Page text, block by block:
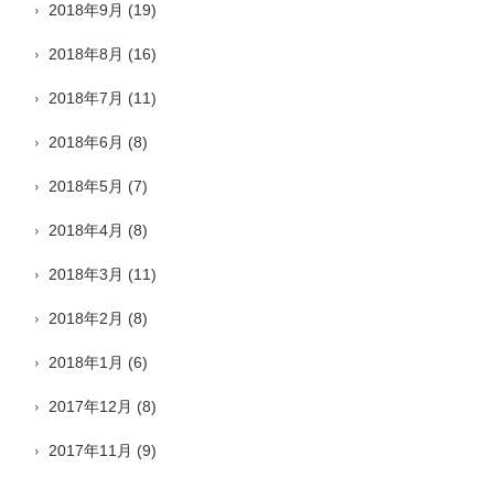
2018年9月 (19)
2018年8月 (16)
2018年7月 (11)
2018年6月 (8)
2018年5月 (7)
2018年4月 (8)
2018年3月 (11)
2018年2月 (8)
2018年1月 (6)
2017年12月 (8)
2017年11月 (9)